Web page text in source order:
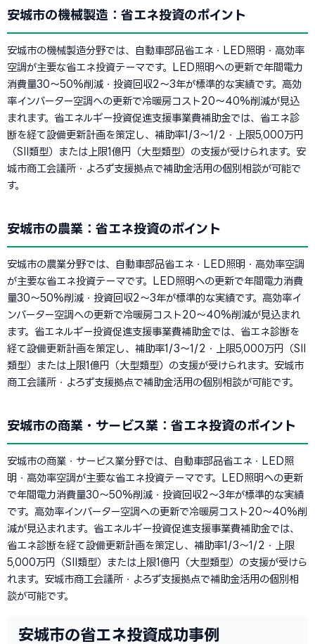
安城市の機械製造：省エネ投資のポイント
安城市の機械製造分野では、自動車部品省エネ・LED照明・高効率
空調が主要な省エネ投資テーマです。LED照明への更新で年間電力
消費量30〜50%削減・投資回収2〜3年が標準的な実績です。高効
率インバーター空調への更新で冷暖房コスト20〜40%削減が見込
まれます。省エネルギー投資促進支援事業費補助金では、省エネ診
断を経て設備更新計画を策定し、補助率1/3〜1/2・上限5,000万円
（SII類型）または上限1億円（大型類型）の支援が受けられます。安
城市商工会議所・よろず支援拠点で補助金活用の個別相談が可能で
す。
安城市の農業：省エネ投資のポイント
安城市の農業分野では、自動車部品省エネ・LED照明・高効率空調
が主要な省エネ投資テーマです。LED照明への更新で年間電力消費
量30〜50%削減・投資回収2〜3年が標準的な実績です。高効率イ
ンバーター空調への更新で冷暖房コスト20〜40%削減が見込まれ
ます。省エネルギー投資促進支援事業費補助金では、省エネ診断を
経て設備更新計画を策定し、補助率1/3〜1/2・上限5,000万円（SII
類型）または上限1億円（大型類型）の支援が受けられます。安城市
商工会議所・よろず支援拠点で補助金活用の個別相談が可能です。
安城市の商業・サービス業：省エネ投資のポイント
安城市の商業・サービス業分野では、自動車部品省エネ・LED照
明・高効率空調が主要な省エネ投資テーマです。LED照明への更新
で年間電力消費量30〜50%削減・投資回収2〜3年が標準的な実績
です。高効率インバーター空調への更新で冷暖房コスト20〜40%削
減が見込まれます。省エネルギー投資促進支援事業費補助金では、
省エネ診断を経て設備更新計画を策定し、補助率1/3〜1/2・上限
5,000万円（SII類型）または上限1億円（大型類型）の支援が受けら
れます。安城市商工会議所・よろず支援拠点で補助金活用の個別相
談が可能です。
安城市の省エネ投資成功事例